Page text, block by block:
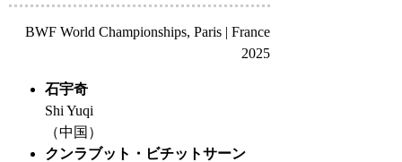
BWF World Championships, Paris | France
2025
石宇奇
Shi Yuqi
（中国）
クンラブット・ビチットサーン